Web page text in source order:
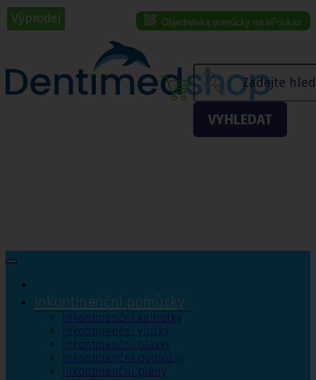
Objednávka pomůcky na ePoukaz
VYHLEDAT
Menu eshopu
Inkontinenční pomůcky
Inkontinenční kalhotky
Inkontinenční vložky
Inkontinenční plavky
Inkontinenční podložky
Inkontinenční pleny
Výprodej